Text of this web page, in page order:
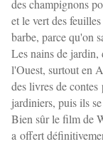
des champignons
et le vert des
barbe, parce qu'on
Les nains de jardin,
l'Ouest, surtout en
des livres de
jardiniers, puis ils
Bien sûr le film de
a offert